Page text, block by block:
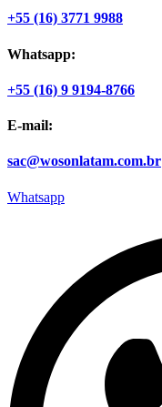
+55 (16) 3771 9988
Whatsapp:
+55 (16) 9 9194-8766
E-mail:
sac@wosonlatam.com.br
Whatsapp